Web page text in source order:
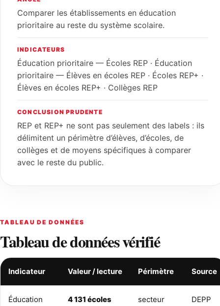
Comparer les établissements en éducation
prioritaire au reste du système scolaire.
INDICATEURS
Éducation prioritaire — Écoles REP · Éducation
prioritaire — Élèves en écoles REP · Écoles REP+ ·
Élèves en écoles REP+ · Collèges REP
CONCLUSION PRUDENTE
REP et REP+ ne sont pas seulement des labels : ils
délimitent un périmètre d’élèves, d’écoles, de
collèges et de moyens spécifiques à comparer
avec le reste du public.
TABLEAU DE DONNÉES
Tableau de données vérifié
Indicateur Valeur / lecture Périmètre Source
Éducation
4 131 écoles
secteur
DEPP